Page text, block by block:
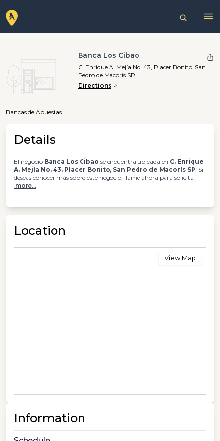
Banca Los Cibao
C. Enrique A. Mejía No. 43, Placer Bonito, San
Pedro de Macorís SP
Directions
Bancas de Apuestas
Details
El negocio Banca Los Cibao se encuentra ubicada en C. Enrique
A. Mejía No. 43. Placer Bonito, San Pedro de Macorís SP. Si
deseas conocer más sobre este negocio, llame ahora para solicita
more...
Location
View Map
Information